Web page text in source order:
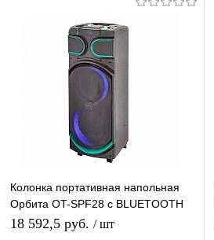
Колонка портативная напольная
Орбита OT-SPF28 с BLUETOOTH
(TF, AUX, USB, FM)
18 592,5 руб. / шт